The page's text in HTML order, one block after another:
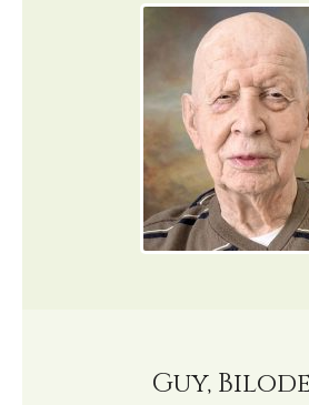
Guy,